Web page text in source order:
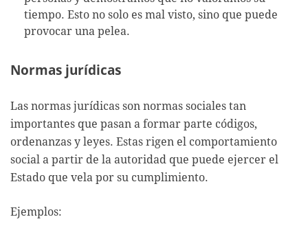
tiempo. Esto no solo es mal visto, sino que puede
provocar una pelea.
Normas jurídicas
Las normas jurídicas son normas sociales tan
importantes que pasan a formar parte códigos,
ordenanzas y leyes. Estas rigen el comportamiento
social a partir de la autoridad que puede ejercer el
Estado que vela por su cumplimiento.
Ejemplos: